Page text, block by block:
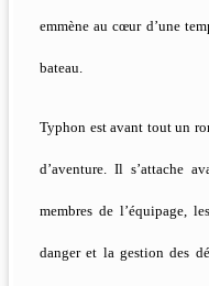
emmène au cœur d’une
bateau.
Typhon est avant tout un
d’aventure. Il s’attache
membres de l’équipage,
danger et la gestion des